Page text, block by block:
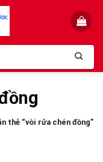
thẻ “vòi rửa chén đồng”